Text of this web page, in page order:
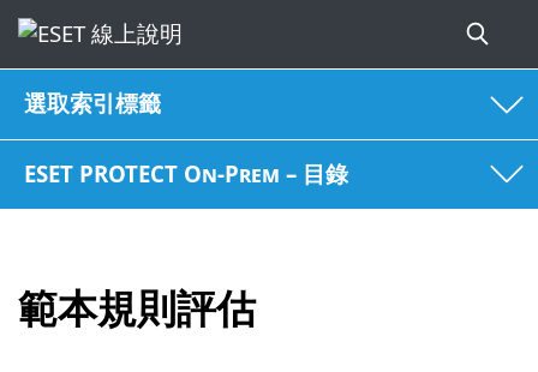
選取索引標籤
ESET PROTECT On-Prem – 目錄
範本規則評估